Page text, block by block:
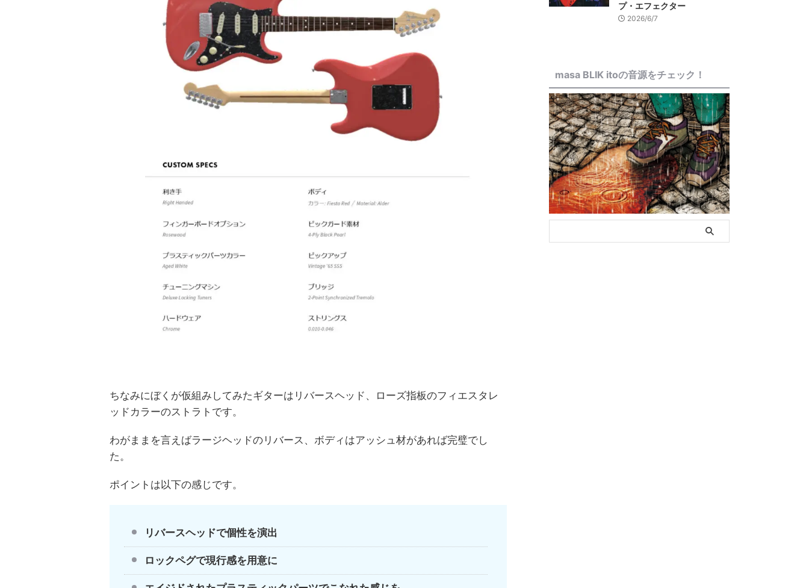
ちなみにぼくが仮組みしてみたギターはリバースヘッド、ローズ指板のフィエスタレ
ッドカラーのストラトです。
わがままを言えばラージヘッドのリバース、ボディはアッシュ材があれば完璧でし
た。
ポイントは以下の感じです。
リバースヘッドで個性を演出
ロックペグで現行感を用意に
プ・エフェクター
2026/6/7
masa BLIK itoの音源をチェック！